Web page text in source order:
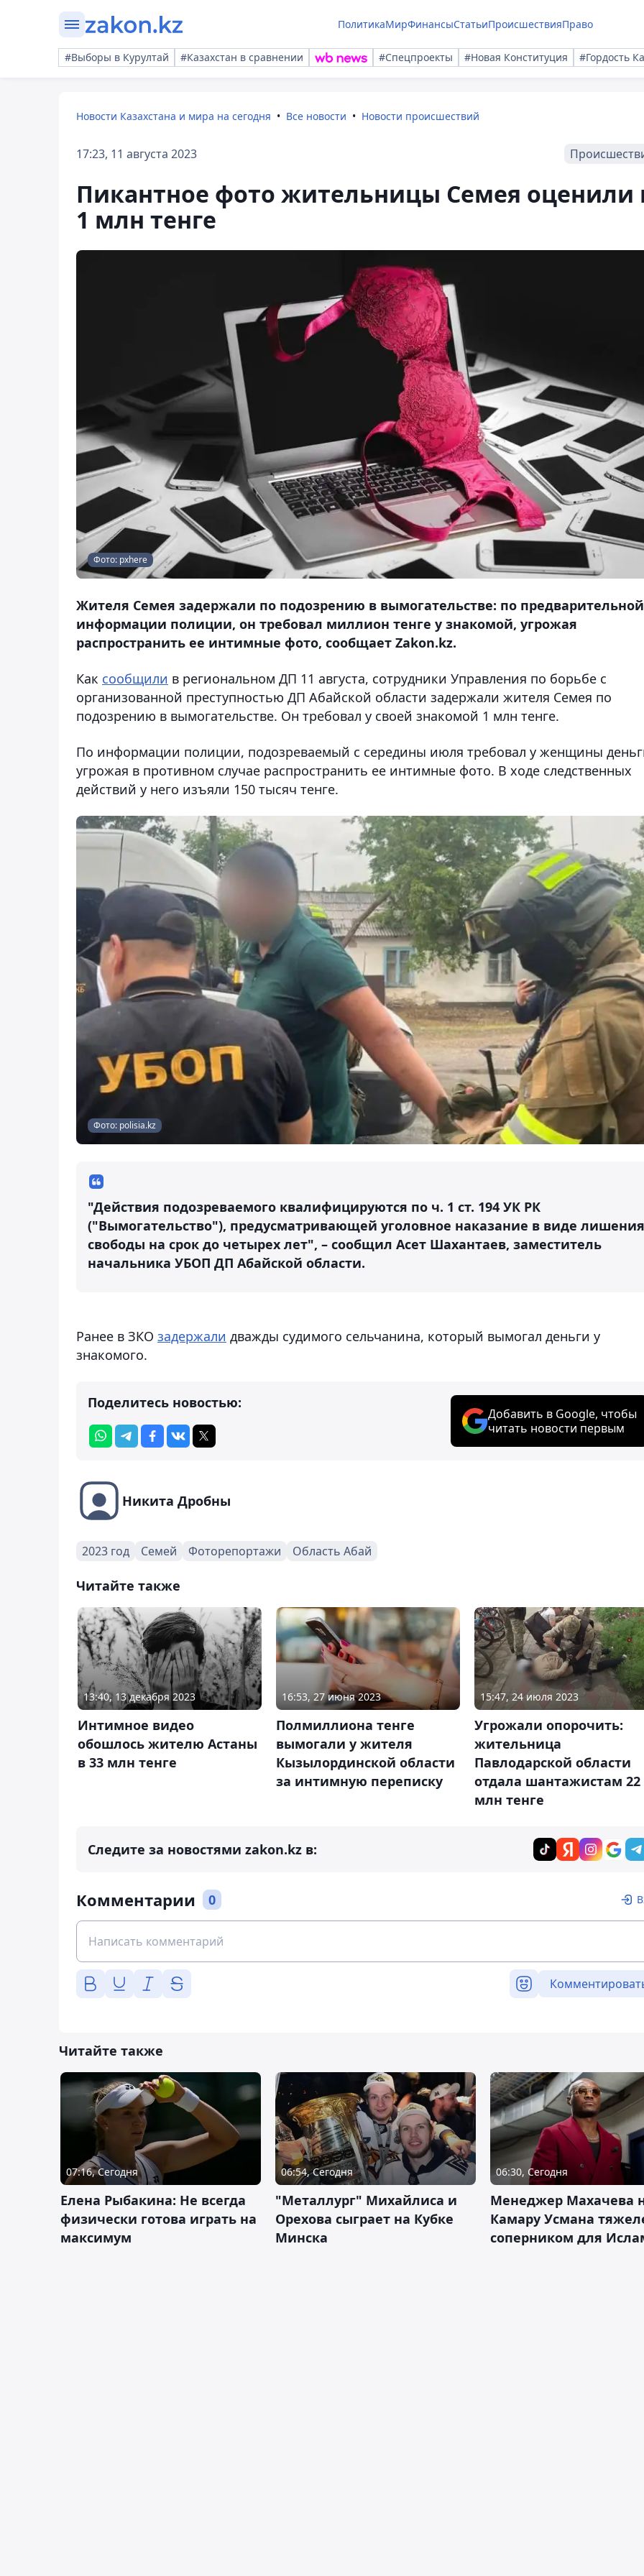
ПолитикаМирФинансыСтатьиПроисшествияПраво
#Выборы в Курултай #Казахстан в сравнении #Спецпроекты #Новая Конституция #Гордость
Новости Казахстана и мира на сегодня Все новости Новости происшествий
17:23, 11 августа 2023
Пикантное фото жительницы Семея оценили
1 млн тенге
Фото: pxhere
Жителя Семея задержали по подозрению в вымогательстве: по предварительной
информации полиции, он требовал миллион тенге у знакомой, угрожая
распространить ее интимные фото, сообщает Zakon.kz.
Как сообщили в региональном ДП 11 августа, сотрудники Управления по борьбе с
организованной преступностью ДП Абайской области задержали жителя Семея по
подозрению в вымогательстве. Он требовал у своей знакомой 1 млн тенге.
По информации полиции, подозреваемый с середины июля требовал у женщины
угрожая в противном случае распространить ее интимные фото. В ходе следственных
действий у него изъяли 150 тысяч тенге.
Фото: polisia.kz
"Действия подозреваемого квалифицируются по ч. 1 ст. 194 УК РК
("Вымогательство"), предусматривающей уголовное наказание в виде лишения
свободы на срок до четырех лет", – сообщил Асет Шахантаев, заместитель
начальника УБОП ДП Абайской области.
Ранее в ЗКО задержали дважды судимого сельчанина, который вымогал деньги у
знакомого.
Поделитесь новостью:
Добавить в Google, чтобы
читать новости первым
Никита Дробны
2023 год Семей Фоторепортажи Область Абай
Читайте также
13:40, 13 декабря 2023
Интимное видео
обошлось жителю Астаны
в 33 млн тенге
16:53, 27 июня 2023
Полмиллиона тенге
вымогали у жителя
Кызылординской области
за интимную переписку
15:47, 24 июля 2023
Угрожали опорочить:
жительница
Павлодарской области
отдала шантажистам 22
млн тенге
Следите за новостями zakon.kz в:
Комментарии 0
Читайте также
07:16, Сегодня
Елена Рыбакина: Не всегда
физически готова играть на
максимум
06:54, Сегодня
"Металлург" Михайлиса и
Орехова сыграет на Кубке
Минска
06:30, Сегодня
Менеджер Махачева
Камару Усмана
соперником для